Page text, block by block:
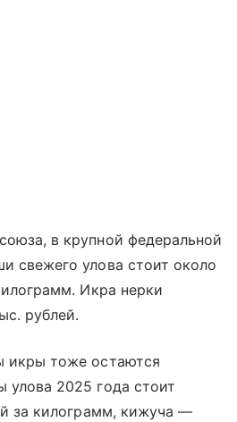
в крупной федеральной
свежего улова стоит около
Икра нерки
рублей.
икры тоже остаются
2025 года стоит
за килограмм, кижуча —